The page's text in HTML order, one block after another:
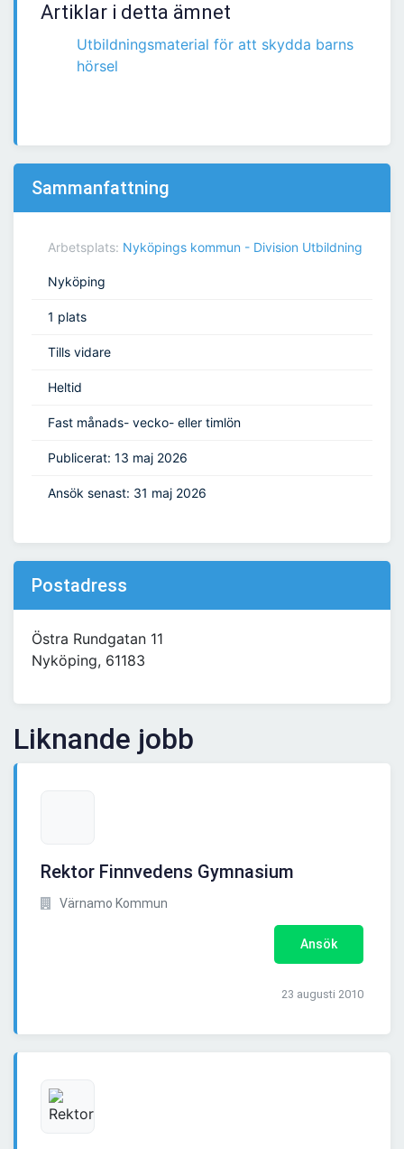
Artiklar i detta ämnet
Utbildningsmaterial för att skydda barns
hörsel
Sammanfattning
Arbetsplats: Nyköpings kommun - Division Utbildning
Nyköping
1 plats
Tills vidare
Heltid
Fast månads- vecko- eller timlön
Publicerat: 13 maj 2026
Ansök senast: 31 maj 2026
Postadress
Östra Rundgatan 11
Nyköping, 61183
Liknande jobb
Rektor Finnvedens Gymnasium
Värnamo Kommun
Ansök
23 augusti 2010